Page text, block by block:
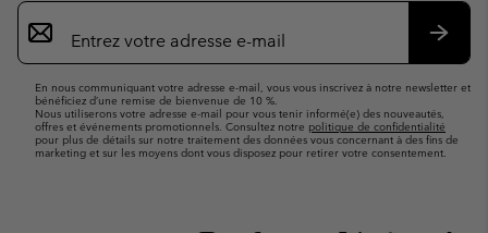
Inscription
par
e-
En nous communiquant votre adresse e-mail, vous vous inscrivez à notre newsletter et
bénéficiez d’une remise de bienvenue de 10 %.
Nous utiliserons votre adresse e-mail pour vous tenir informé(e) des nouveautés,
offres et événements promotionnels. Consultez notre politique de confidentialité
pour plus de détails sur notre traitement des données vous concernant à des fins de
marketing et sur les moyens dont vous disposez pour retirer votre consentement.